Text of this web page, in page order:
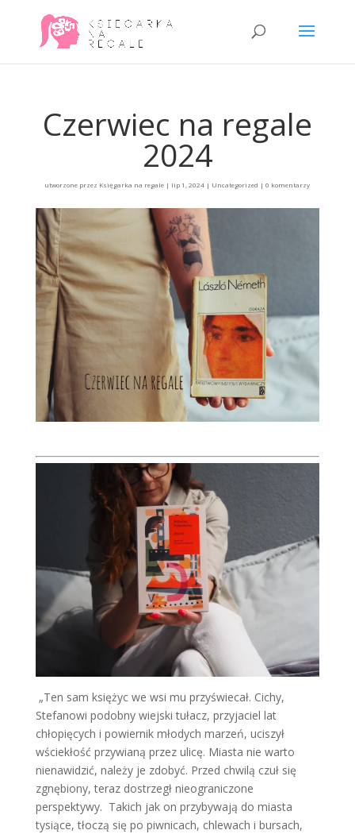
Czerwiec na regale
2024
utworzone przez Księgarka na regale | lip 1, 2024 | Uncategorized |0 komentarzy
„Ten sam księżyc we wsi mu przyświecał. Cichy,
Stefanowi podobny wiejski tułacz, przyjaciel lat
chłopięcych i powiernik młodych marzeń, uciszył
wściekłość przywianą przez ulicę. Miasta nie warto
nienawidzić, należy je zdobyć. Przed chwilą czuł się
zgnębiony, teraz dostrzegł nieograniczone
perspektywy. Takich jak on przybywają do miasta
tysiące, tłoczą się po piwnicach, chlewach i bursach,